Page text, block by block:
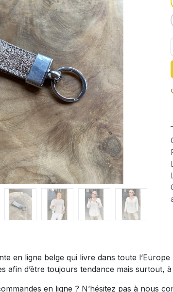
en ligne belge qui livre dans toute
afin d’être toujours tendance mais surtout,
en ligne ? N’hésitez pas à nous